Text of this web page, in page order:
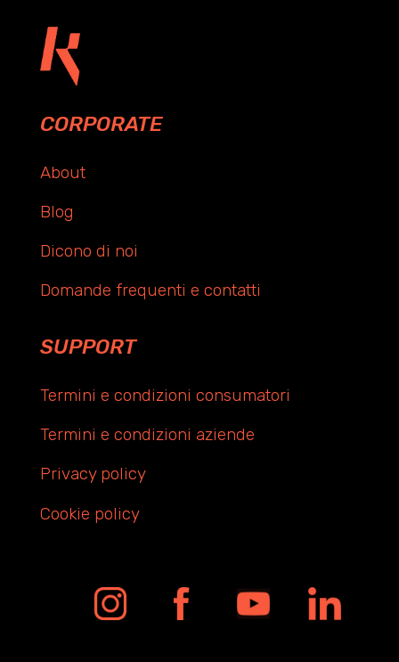
CORPORATE
About
Blog
Dicono di noi
Domande frequenti e contatti
SUPPORT
Termini e condizioni consumatori
Termini e condizioni aziende
Privacy policy
Cookie policy